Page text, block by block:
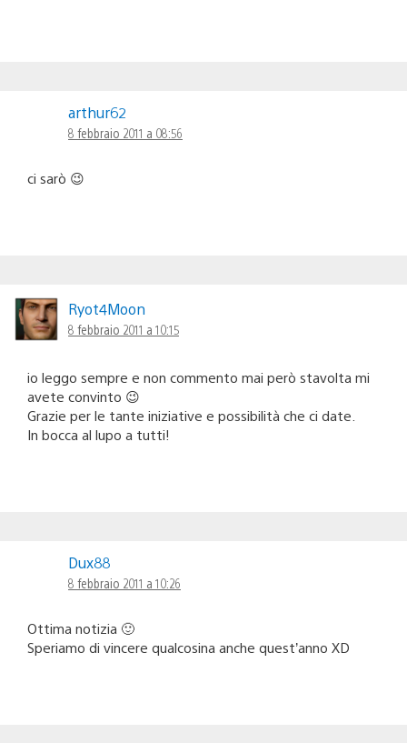
arthur62
8 febbraio 2011 a 08:56
ci sarò 😉
Ryot4Moon
8 febbraio 2011 a 10:15
io leggo sempre e non commento mai però stavolta mi
avete convinto 😉
Grazie per le tante iniziative e possibilità che ci date.
In bocca al lupo a tutti!
Dux88
8 febbraio 2011 a 10:26
Ottima notizia 🙂
Speriamo di vincere qualcosina anche quest’anno XD